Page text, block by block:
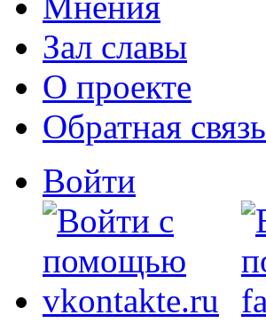
Зал славы
О проекте
Обратная связь
Войти